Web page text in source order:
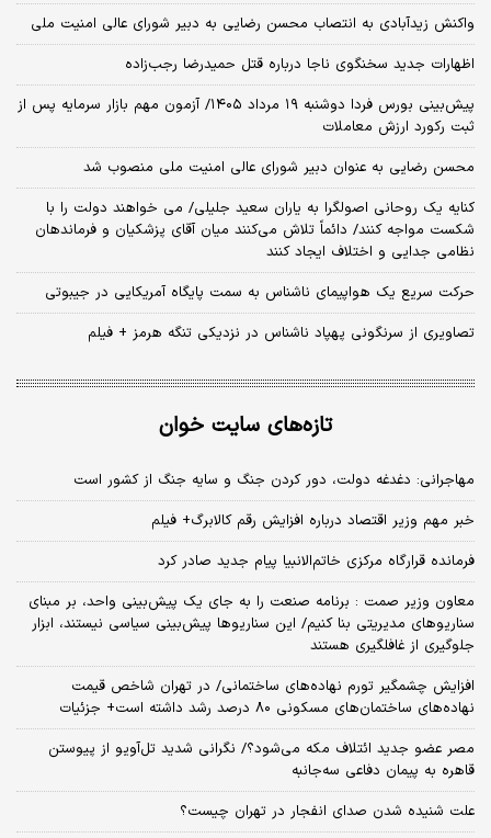
واکنش زیدآبادی به انتصاب محسن رضایی به دبیر شورای عالی امنیت ملی
اظهارات جدید سخنگوی ناجا درباره قتل حمیدرضا رجب‌زاده
​پیش‌بینی بورس فردا دوشنبه ۱۹ مرداد ۱۴۰۵/ آزمون مهم بازار سرمایه پس از
ثبت رکورد ارزش معاملات
محسن رضایی به عنوان دبیر شورای عالی امنیت ملی منصوب شد
کنایه یک روحانی اصولگرا به یاران سعید جلیلی/ می خواهند دولت را با
شکست مواجه کنند/ دائماً تلاش می‌کنند میان آقای پزشکیان و فرماندهان
نظامی جدایی و اختلاف ایجاد کنند
حرکت سریع یک هواپیمای ناشناس به سمت پایگاه آمریکایی در جیبوتی
تصاویری از سرنگونی پهپاد ناشناس در نزدیکی تنگه هرمز + فیلم
تازه‌های سایت خوان
مهاجرانی: دغدغه دولت، دور کردن جنگ و سایه جنگ از کشور است
خبر مهم وزیر اقتصاد درباره افزایش رقم کالابرگ+ فیلم
فرمانده قرارگاه مرکزی خاتم‌الانبیا پیام جدید صادر کرد
معاون وزیر صمت : برنامه صنعت را به جای یک پیش‌بینی واحد، بر مبنای
سناریوهای مدیریتی بنا کنیم/ این سناریوها پیش‌بینی سیاسی نیستند، ابزار
جلوگیری از غافلگیری هستند
افزایش چشمگیر تورم نهاده‌های ساختمانی/ در تهران شاخص قیمت
نهاده‌های ساختمان‌های مسکونی ۸۰ درصد رشد داشته است+ جزئیات
مصر عضو جدید ائتلاف مکه می‌شود؟/ نگرانی شدید تل‌آویو از پیوستن
قاهره به پیمان دفاعی سه‌جانبه
علت شنیده شدن صدای انفجار در تهران چیست؟